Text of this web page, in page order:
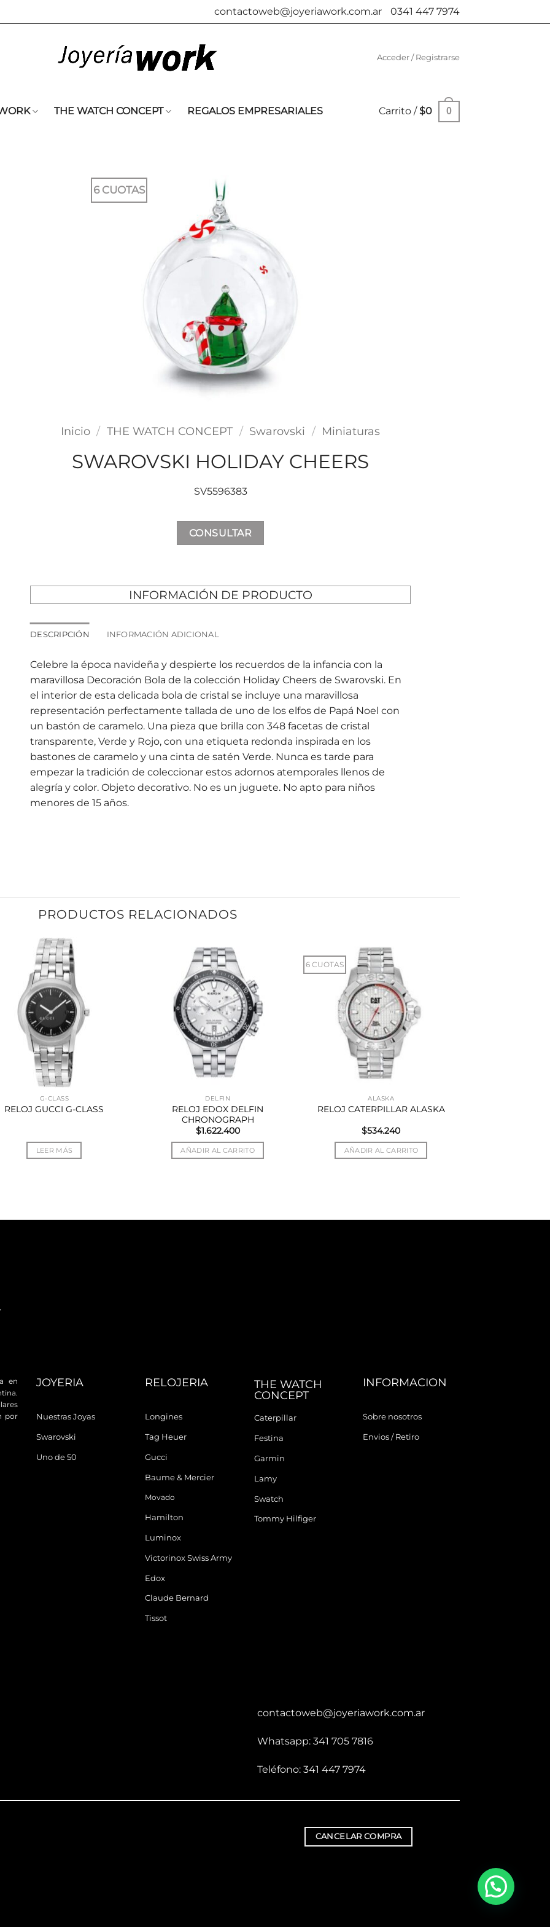
contactoweb@joyeriawork.com.ar 0341 447 7974
Acceder / Registrarse
THE WATCH CONCEPT REGALOS EMPRESARIALES Carrito /$0 0
6 CUOTAS
Inicio / THE WATCH CONCEPT / Swarovski / Miniaturas
SWAROVSKI HOLIDAY CHEERS
SV5596383
CONSULTAR
INFORMACIÓN DE PRODUCTO
DESCRIPCIÓN INFORMACIÓN ADICIONAL
Celebre la época navideña y despierte los recuerdos de la infancia con la
maravillosa Decoración Bola de la colección Holiday Cheers de Swarovski. En
el interior de esta delicada bola de cristal se incluye una maravillosa
representación perfectamente tallada de uno de los elfos de Papá Noel con
un bastón de caramelo. Una pieza que brilla con 348 facetas de cristal
transparente, Verde y Rojo, con una etiqueta redonda inspirada en los
bastones de caramelo y una cinta de satén Verde. Nunca es tarde para
empezar la tradición de coleccionar estos adornos atemporales llenos de
alegría y color. Objeto decorativo. No es un juguete. No apto para niños
menores de 15 años.
PRODUCTOS RELACIONADOS
G-CLASS
RELOJ GUCCI G-CLASS
LEER MÁS
DELFIN
RELOJ EDOX DELFIN
CHRONOGRAPH
$1.622.400
AÑADIR AL CARRITO
6 CUOTAS
ALASKA
RELOJ CATERPILLAR ALASKA
$534.240
AÑADIR AL CARRITO
en
por
JOYERIA
Nuestras Joyas
Swarovski
Uno de 50
RELOJERIA
Longines
Tag Heuer
Gucci
Baume & Mercier
Movado
Hamilton
Luminox
Victorinox Swiss Army
Edox
Claude Bernard
Tissot
THE WATCH
CONCEPT
Caterpillar
Festina
Garmin
Lamy
Swatch
Tommy Hilfiger
INFORMACION
Sobre nosotros
Envios / Retiro
contactoweb@joyeriawork.com.ar
Whatsapp: 341 705 7816
Teléfono: 341 447 7974
CANCELAR COMPRA